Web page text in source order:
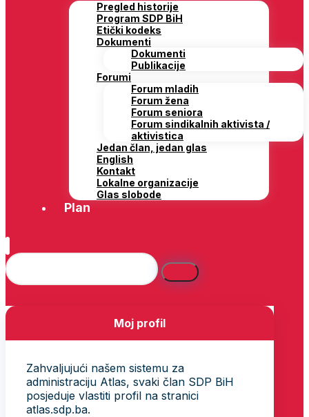
Pregled historije
Program SDP BiH
Etički kodeks
Dokumenti
Dokumenti
Publikacije
Forumi
Forum mladih
Forum žena
Forum seniora
Forum sindikalnih aktivista /
aktivistica
Jedan član, jedan glas
English
Kontakt
Lokalne organizacije
Glas slobode
Plan
Moj profil
Zahvaljujući našem sistemu za
administraciju Atlas, svaki član SDP BiH
posjeduje vlastiti profil na stranici
atlas.sdp.ba.